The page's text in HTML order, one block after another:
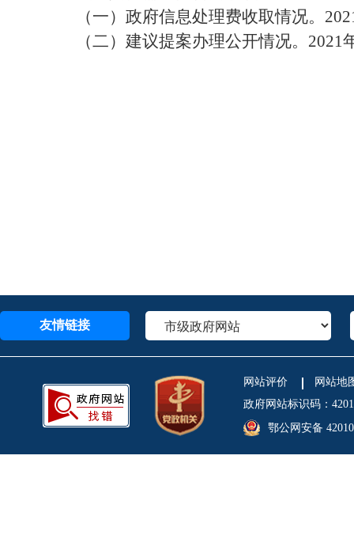
（一）政府信息处理费收取情况。
（二）建议提案办理公开情况。 2021
友情链接
网站评价
网站地
政府网站标识码：
鄂公网安备